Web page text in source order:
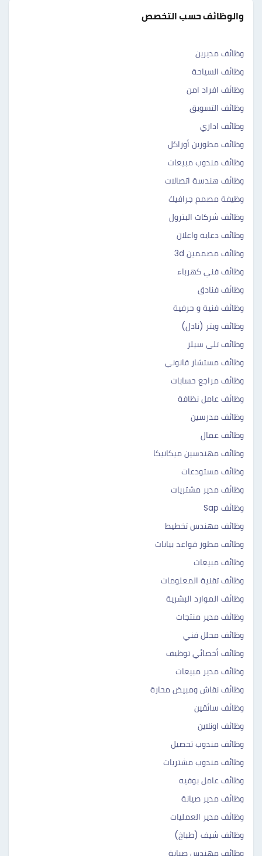
والوظائف حسب التخصص
وظائف مديرين
وظائف السياحة
وظائف افراد امن
وظائف التسويق
وظائف اداري
وظائف مطورين أوراكل
وظائف مندوب مبيعات
وظائف هندسة اتصالات
وظيفة مصمم جرافيك
وظائف شركات البترول
وظائف دعاية واعلان
وظائف مصممين 3d
وظائف فني كهرباء
وظائف فنادق
وظائف فنية و حرفية
وظائف ويتر (نادل)
وظائف تلى سيلز
وظائف مستشار قانوني
وظائف مراجع حسابات
وظائف عامل نظافة
وظائف مدرسين
وظائف عمال
وظائف مهندسين ميكانيكا
وظائف مستودعات
وظائف مدير مشتريات
وظائف Sap
وظائف مهندس تخطيط
وظائف مطور قواعد بيانات
وظائف مبيعات
وظائف تقنية المعلومات
وظائف الموارد البشرية
وظائف مدير منتجات
وظائف محلل فني
وظائف أخصائي توظيف
وظائف مدير مبيعات
وظائف نقاش ومبيض محارة
وظائف سائقين
وظائف اونلاين
وظائف مندوب تحصيل
وظائف مندوب مشتريات
وظائف عامل بوفيه
وظائف مدير صيانة
وظائف مدير العمليات
وظائف شيف (طباخ)
وظائف مهندس صيانة